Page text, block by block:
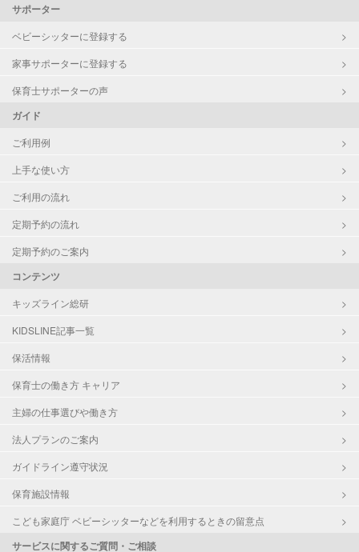
サポーター
ベビーシッターに登録する
家事サポーターに登録する
保育士サポーターの声
ガイド
ご利用例
上手な使い方
ご利用の流れ
定期予約の流れ
定期予約のご案内
コンテンツ
キッズライン総研
KIDSLINE記事一覧
保活情報
保育士の働き方 キャリア
主婦の仕事選びや働き方
法人プランのご案内
ガイドライン遵守状況
保育施設情報
こども家庭庁 ベビーシッターなどを利用するときの留意点
サービスに関するご質問・ご相談